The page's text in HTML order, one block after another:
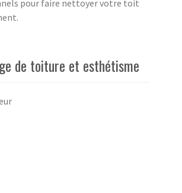
pour faire nettoyer votre toit
de toiture et esthétisme